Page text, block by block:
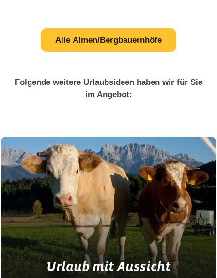
Alle Almen/Bergbauernhöfe
Folgende weitere Urlaubsideen haben wir für Sie
im Angebot:
Urlaub mit Aussicht